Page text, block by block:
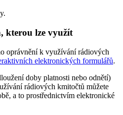
kterou lze využít
oprávnění k využívání rádiových
elektronických formulářů.
doby platnosti nebo odnětí)
rádiových kmitočtů můžete
a to prostřednictvím elektronické